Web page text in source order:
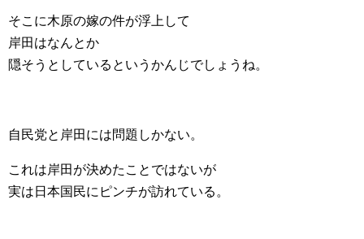
そこに木原の嫁の件が浮上して
岸田はなんとか
隠そうとしているというかんじでしょうね。
自民党と岸田には問題しかない。
これは岸田が決めたことではないが
実は日本国民にピンチが訪れている。